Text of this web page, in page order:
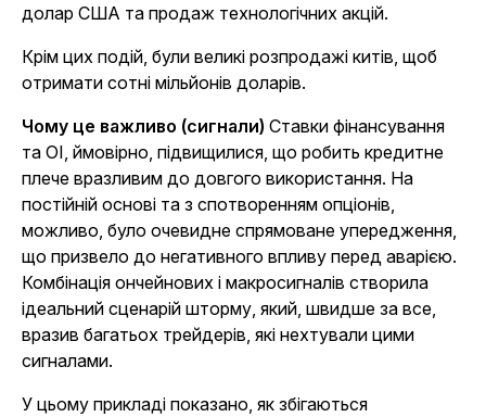
долар США та продаж технологічних акцій.
Крім цих подій, були великі розпродажі китів, щоб
отримати сотні мільйонів доларів.
Чому це важливо (сигнали) Ставки фінансування
та OI, ймовірно, підвищилися, що робить кредитне
плече вразливим до довгого використання. На
постійній основі та з спотворенням опціонів,
можливо, було очевидне спрямоване упередження,
що призвело до негативного впливу перед аварією.
Комбінація ончейнових і макросигналів створила
ідеальний сценарій шторму, який, швидше за все,
вразив багатьох трейдерів, які нехтували цими
сигналами.
У цьому прикладі показано, як збігаються